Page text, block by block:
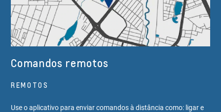
Comandos remotos
REMOTOS
Use o aplicativo para enviar comandos à distância como: ligar e